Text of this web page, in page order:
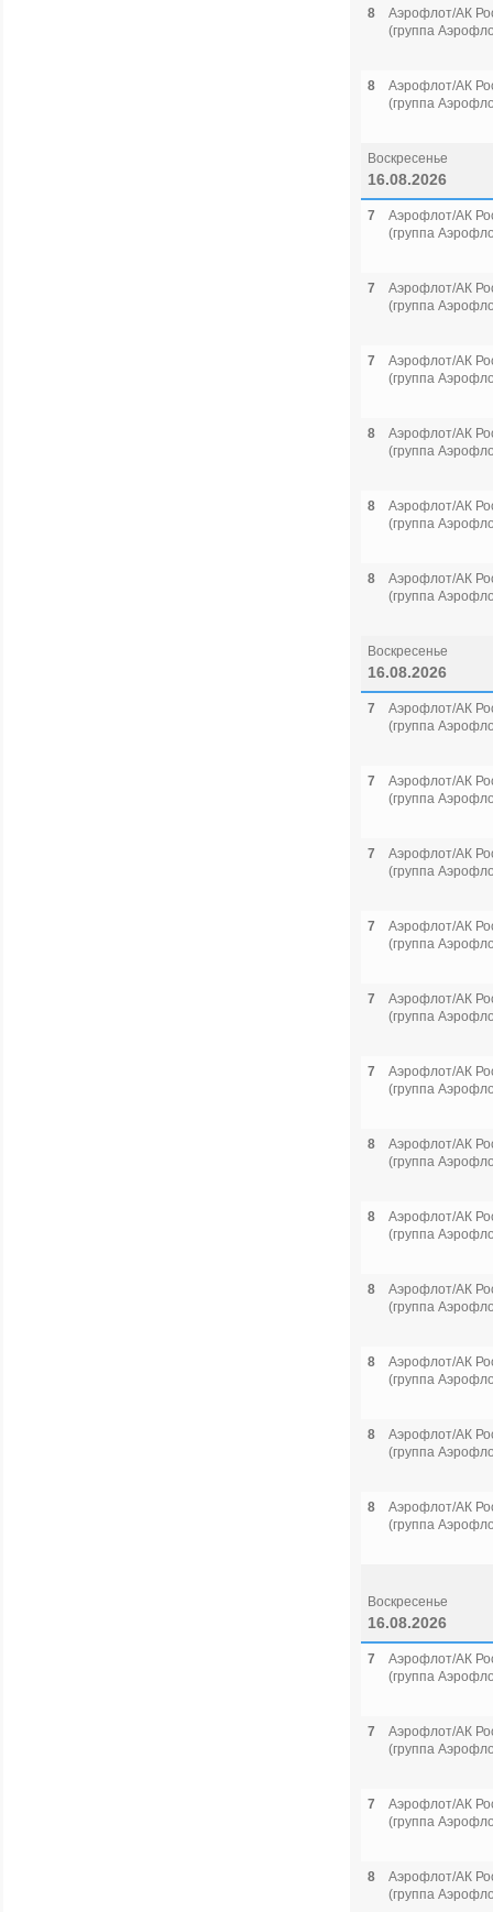
8
Аэрофлот/АК
(группа
8
Аэрофлот/АК
(группа
Воскресенье
16.08.2026
7
Аэрофлот/АК
(группа
7
Аэрофлот/АК
(группа
7
Аэрофлот/АК
(группа
8
Аэрофлот/АК
(группа
8
Аэрофлот/АК
(группа
8
Аэрофлот/АК
(группа
Воскресенье
16.08.2026
7
Аэрофлот/АК
(группа
7
Аэрофлот/АК
(группа
7
Аэрофлот/АК
(группа
7
Аэрофлот/АК
(группа
7
Аэрофлот/АК
(группа
7
Аэрофлот/АК
(группа
8
Аэрофлот/АК
(группа
8
Аэрофлот/АК
(группа
8
Аэрофлот/АК
(группа
8
Аэрофлот/АК
(группа
8
Аэрофлот/АК
(группа
8
Аэрофлот/АК
(группа
Воскресенье
16.08.2026
7
Аэрофлот/АК
(группа
7
Аэрофлот/АК
(группа
7
Аэрофлот/АК
(группа
8
Аэрофлот/АК
(группа